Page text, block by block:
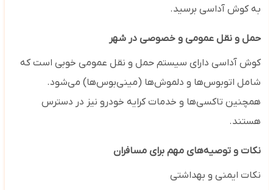
به کوش آداسی برسید.
حمل و نقل عمومی و خصوصی در شهر
کوش آداسی دارای سیستم حمل و نقل عمومی خوبی است که
شامل اتوبوس‌ها و دلموش‌ها (مینی‌بوس‌ها) می‌شود.
همچنین تاکسی‌ها و خدمات کرایه خودرو نیز در دسترس
هستند.
نکات و توصیه‌های مهم برای مسافران
نکات ایمنی و بهداشتی